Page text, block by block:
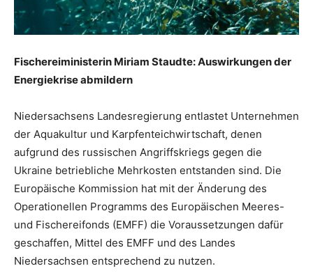
Fischereiministerin Miriam Staudte: Auswirkungen der
Energiekrise abmildern
Niedersachsens Landesregierung entlastet Unternehmen
der Aquakultur und Karpfenteichwirtschaft, denen
aufgrund des russischen Angriffskriegs gegen die
Ukraine betriebliche Mehrkosten entstanden sind. Die
Europäische Kommission hat mit der Änderung des
Operationellen Programms des Europäischen Meeres-
und Fischereifonds (EMFF) die Voraussetzungen dafür
geschaffen, Mittel des EMFF und des Landes
Niedersachsen entsprechend zu nutzen.